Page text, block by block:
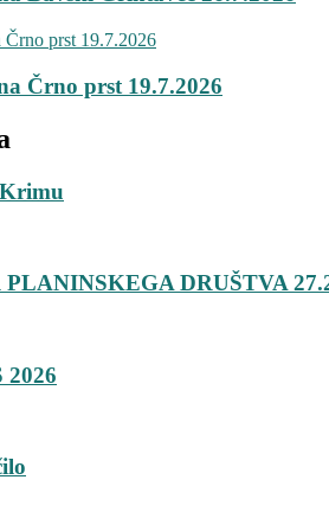
Črno prst 19.7.2026
DRUŠTVA
2026